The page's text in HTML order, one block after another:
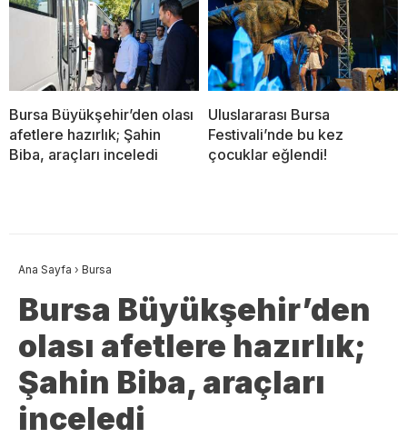
Bursa Büyükşehir’den olası
afetlere hazırlık; Şahin
Biba, araçları inceledi
Uluslararası Bursa
Festivali’nde bu kez
çocuklar eğlendi!
Ana Sayfa › Bursa
Bursa Büyükşehir’den
olası afetlere hazırlık;
Şahin Biba, araçları
inceledi